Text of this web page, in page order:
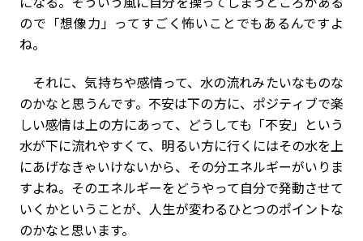
ので「想像力」ってすごく怖いことでもあるんですよ
ね。
それに、気持ちや感情って、水の流れみたいなものな
のかなと思うんです。不安は下の方に、ポジティブで楽
しい感情は上の方にあって、どうしても「不安」という
水が下に流れやすくて、明るい方に行くにはその水を上
にあげなきゃいけないから、その分エネルギーがいりま
すよね。そのエネルギーをどうやって自分で発動させて
いくかということが、人生が変わるひとつのポイントな
のかなと思います。